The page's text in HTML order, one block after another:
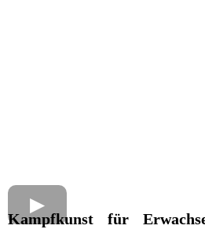
Kampfkunst für